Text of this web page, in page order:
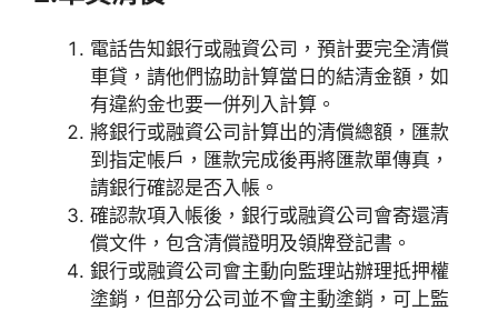
電話告知銀行或融資公司，預計要完全清償
車貸，請他們協助計算當日的結清金額，如
有違約金也要一併列入計算。
將銀行或融資公司計算出的清償總額，匯款
到指定帳戶，匯款完成後再將匯款單傳真，
請銀行確認是否入帳。
確認款項入帳後，銀行或融資公司會寄還清
償文件，包含清償證明及領牌登記書。
銀行或融資公司會主動向監理站辦理抵押權
塗銷，但部分公司並不會主動塗銷，可上監